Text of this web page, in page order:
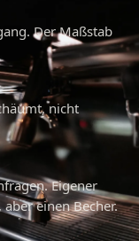
Der Maßstab
nicht
Eigener
einen Becher.